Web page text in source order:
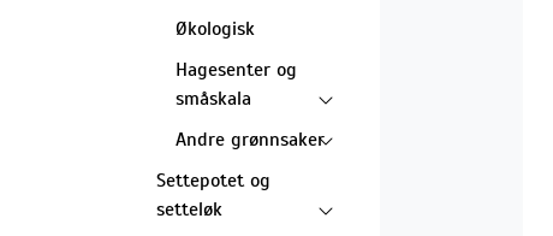
Økologisk
Hagesenter og
småskala
Andre grønnsaker
Settepotet og
setteløk